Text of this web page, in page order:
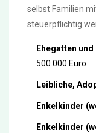
selbst Familien
steuerpflichtig
Ehegatten
500.000 Euro
Leibliche,
Enkelkinder
Enkelkinder